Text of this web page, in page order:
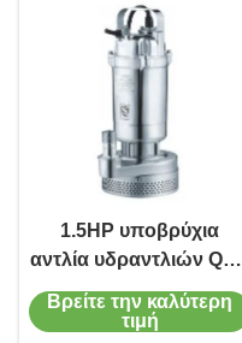
1.5HP υποβρύχια
αντλία υδραντλιών QDX
SS ανοξείδωτου
υποβρύχια
Βρείτε την καλύτερη
τιμή